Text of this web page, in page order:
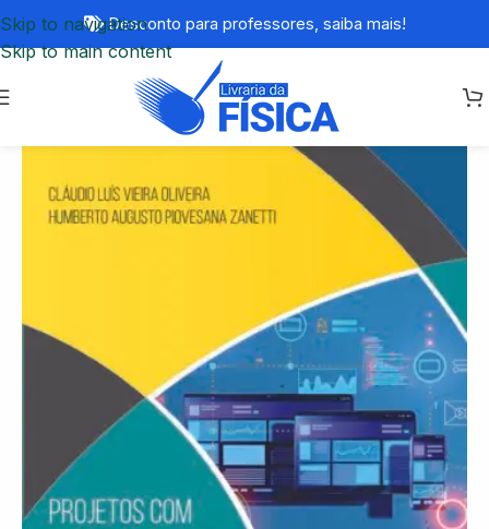
Skip to navigation
Skip to main content
Desconto para professores, saiba mais!